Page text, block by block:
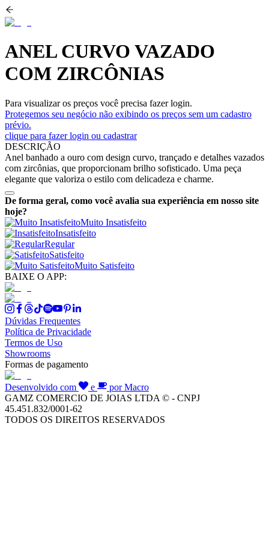
ANEL CURVO VAZADO
COM ZIRCÔNIAS
Para visualizar os preços você precisa fazer login.
Protegemos seu negócio não exibindo os preços sem um cadastro
prévio.
clique para fazer login ou cadastrar
DESCRIÇÃO
Anel banhado a ouro com design curvo, trançado e detalhes vazados
com zircônias, que proporcionam brilho sofisticado. Uma peça
elegante que valoriza o estilo com delicadeza e charme.
De forma geral, como você avalia sua experiência em nosso site
hoje?
Muito Insatisfeito
Insatisfeito
Regular
Satisfeito
Muito Satisfeito
BAIXE O APP:
Dúvidas Frequentes
Política de Privacidade
Termos de Uso
Showrooms
Formas de pagamento
Desenvolvido com e
por Macro
GAMZ COMERCIO DE JOIAS LTDA © - CNPJ
45.451.832/0001-62
TODOS OS DIREITOS RESERVADOS